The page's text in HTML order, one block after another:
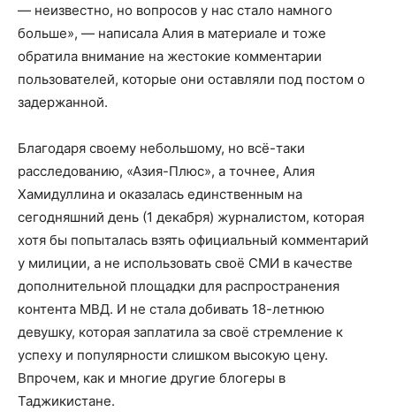
— неизвестно, но вопросов у нас стало намного
больше», — написала Алия в материале и тоже
обратила внимание на жестокие комментарии
пользователей, которые они оставляли под постом о
задержанной.
Благодаря своему небольшому, но всё-таки
расследованию, «Азия-Плюс», а точнее, Алия
Хамидуллина и оказалась единственным на
сегодняшний день (1 декабря) журналистом, которая
хотя бы попыталась взять официальный комментарий
у милиции, а не использовать своё СМИ в качестве
дополнительной площадки для распространения
контента МВД. И не стала добивать 18-летнюю
девушку, которая заплатила за своё стремление к
успеху и популярности слишком высокую цену.
Впрочем, как и многие другие блогеры в
Таджикистане.